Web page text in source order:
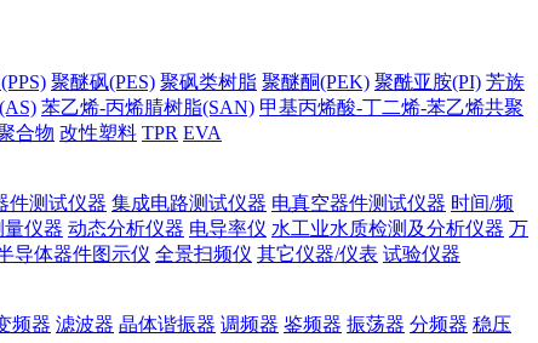
聚醚砜(PES) 聚砜类树脂 聚醚酮(PEK) 聚酰亚胺(PI) 芳族
苯乙烯-丙烯腈树脂(SAN) 甲基丙烯酸-丁二烯-苯乙烯共聚
合物 改性塑料 TPR EVA
件测试仪器 集成电路测试仪器 电真空器件测试仪器 时间/频
仪器 动态分析仪器 电导率仪 水工业水质检测及分析仪器 万
导体器件图示仪 全景扫频仪 其它仪器/仪表 试验仪器
频器 滤波器 晶体谐振器 调频器 鉴频器 振荡器 分频器 稳压